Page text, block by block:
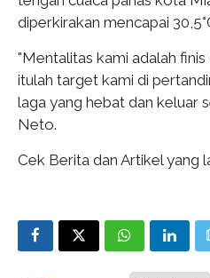
diperkirakan mencapai
"Mentalitas kami adalah
itulah target kami di
laga yang hebat dan keluar
Neto.
Cek Berita dan Artikel yang